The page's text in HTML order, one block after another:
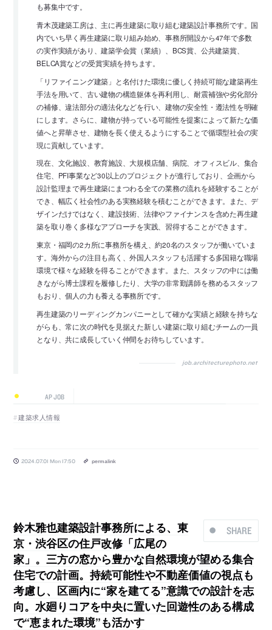
も募集中です。
青木茂建築工房は、主に再生建築に取り組む建築設計事務所です。国
内でいち早く再生建築に取り組み始め、事務所開設から47年で多数
の実作実績があり、建築学会賞（業績）、BCS賞、公共建築賞、
BELCA賞などの受賞実績を持ちます。
「リファイニング建築」と名付けた環境に優しく持続可能な建築再生
手法を用いて、古い建物の構造躯体を再利用し、耐震補強や劣化部分
の補修、違法部分の適法化などを行い、建物の安全性・遵法性を明確
にします。さらに、建物が持っている可能性を提案によって新たな価
値へと昇華させ、建物を長く使えるようにすることで循環型社会の実
現に貢献しています。
現在、文化施設、教育施設、大規模店舗、病院、オフィスビル、集合
住宅、PFI事業など30以上のプロジェクトが進行しており、企画から
設計監理まで再生建築にまつわる全ての業務の流れを経験することが
でき、幅広く社会性のある実務経験を積むことができます。また、デ
ザインだけではなく、建設技術、法律やファイナンスを含めた再生建
築を取り巻く多様なアプローチを実践、習得することができます。
東京・福岡の2カ所に事務所を構え、約20名のスタッフが働いていま
す。海外からの注目も高く、外国人スタッフも活躍する多国籍な職場
環境で様々な経験を得ることができます。また、スタッフの中には働
きながら博士課程を履修したり、大学の非常勤講師を務めるスタッフ
もおり、個人の力も養える事務所です。
再生建築のリーディングカンパニーとして確かな実績と経験を持ちな
がらも、常に次の時代を見据えた新しい建築に取り組むチームの一員
となり、共に成長していく仲間をお待ちしています。
job.architecturephoto.net
AP JOB
建築求人情報
2024.07.01 Mon 17:50 permalink
SHARE
鈴木雅也建築設計事務所による、東
京・渋谷区の住戸改修「広尾の
家」。三方の窓から豊かな自然環境が望める集合
住宅での計画。持続可能性や不動産価値の視点も
考慮し、区画内に“家を建てる”意識での設計を志
向。水廻りコアを中央に置いた回遊性のある構成
で“恵まれた環境”も活かす